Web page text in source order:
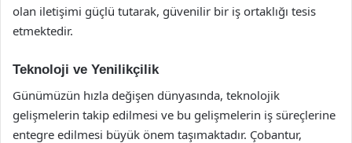
olan iletişimi güçlü tutarak, güvenilir bir iş ortaklığı tesis
etmektedir.
Teknoloji ve Yenilikçilik
Günümüzün hızla değişen dünyasında, teknolojik
gelişmelerin takip edilmesi ve bu gelişmelerin iş süreçlerine
entegre edilmesi büyük önem taşımaktadır. Çobantur,